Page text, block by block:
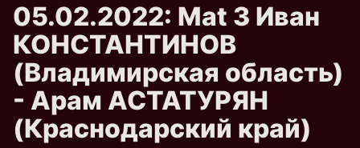
05.02.2022: Mat 3 Иван
КОНСТАНТИНОВ
(Владимирская область)
- Арам АСТАТУРЯН
(Краснодарский край)